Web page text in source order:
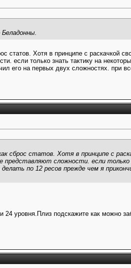
Беладонны.
Хотя в принципе с раскачкой
если только знать тактику на
его на первых двух сложностях. при
сброс статов. Хотя в принципе с
представляют сложности. если
по 12 ресов прежде чем я
уровня.Плиз подскажите как можно